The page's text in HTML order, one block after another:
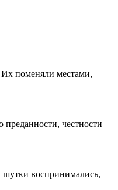
Их поменяли местами,
честности
шутки воспринимались,